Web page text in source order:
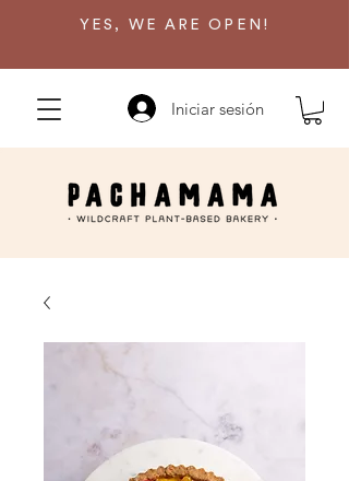
YES, WE ARE OPEN!
Iniciar sesión